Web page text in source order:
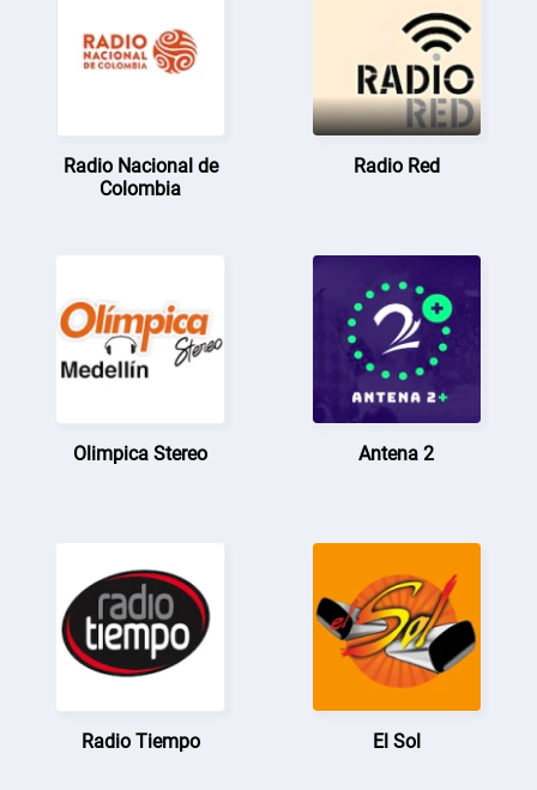
Radio Nacional de
Colombia
Radio Red
Olimpica Stereo Antena 2
Radio Tiempo El Sol